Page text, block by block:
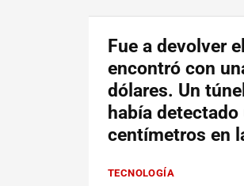
Fue a devolver
encontró con
dólares. Un
había
centímetros en
TECNOLOGÍA